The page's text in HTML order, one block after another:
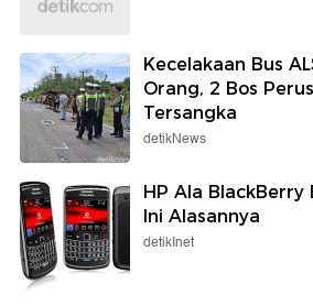
Kecelakaan Bus
Orang, 2 Bos
Tersangka
detikNews
HP Ala
Ini Alasannya
detikInet